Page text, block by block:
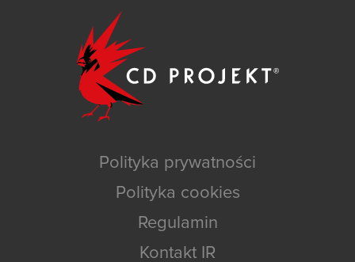
Polityka prywatności
Polityka cookies
Regulamin
Kontakt IR